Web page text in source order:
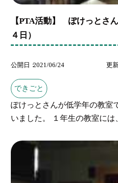
【PTA活動】 ぽけっとさ
４日）
公開日 2021/06/24 更
できごと
ぽけっとさんが低学年の教室
いました。 １年生の教室には